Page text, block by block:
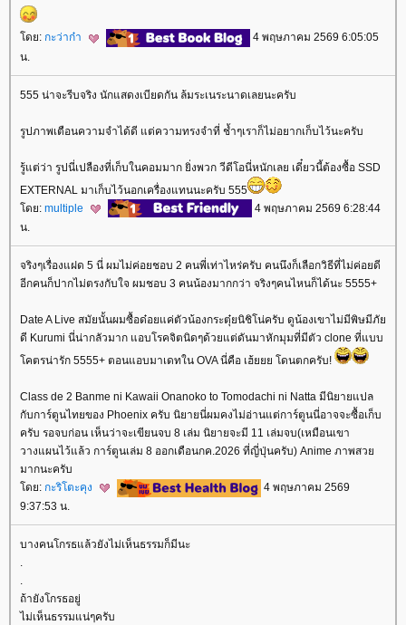
ดย: กะว่าก๋า
4 พฤษภาคม 2569 6:05:05
น.
555 น่าจะรีบจริง นักแสดงเบียดกัน ล้มระเนระนาดเลยนะครับ
รูปภาพเตือนความจำได้ดี แต่ความทรงจำที่ ช้ำๆเราก็ไม่อยากเก็บไว้นะครับ
รู้แต่ว่า รูปนี่เปลืองที่เก็บในคอมมาก ยิ่งพวก วีดีโอนี่หนักเลย เดี๋ยวนี้ต้องซื้อ SSD
EXTERNAL มาเก็บไว้นอกเครื่องแทนนะครับ 555
ดย: multiple
4 พฤษภาคม 2569 6:28:44
น.
จริงๆเรื่องแฝด 5 นี่ ผมไม่ค่อยชอบ 2 คนพี่เท่าไหร่ครับ คนนึงก็เลือกวิธีที่ไม่ค่อยดี
อีกคนก็ปากไม่ตรงกับใจ ผมชอบ 3 คนน้องมากกว่า จริงๆคนไหนก็ได้นะ 5555+
Date A Live สมัยนั้นผมซื้อด๋อยแค่ตัวน้องกระตุ๋ยนิชิโน่ครับ ดูน้องเขาไม่มีพิษมีภั
ดี Kurumi นี่น่ากลัวมาก แอบโรคจิตนิดๆด้วยแต่ดันมาหักมุมที่มีตัว clone ที่แบบ
คตรน่ารัก 5555+ ตอนแอบมาเดทใน OVA นี่คือ เฮ้ยยย โดนตกครับ!
Class de 2 Banme ni Kawaii Onanoko to Tomodachi ni Natta มีนิยายแปล
กับการ์ตูนไทยของ Phoenix ครับ นิยายนี่ผมคงไม่อ่านแต่การ์ตูนนี่อาจจะซื้อเก็บ
ครับ รอจบก่อน เห็นว่าจะเขียนจบ 8 เล่ม นิยายจะมี 11 เล่มจบ(เหมือนเขา
วางแผนไว้แล้ว การ์ตูนเล่ม 8 ออกเดือนกค.2026 ที่ญี่ปุ่นครับ) Anime ภาพสว
มากนะครับ
ดย: กะริโตะคุง
4 พฤษภาคม 2569
9:37:53 น.
บางคนโกรธแล้วยังไม่เห็นธรรมก็มีนะ
.
.
ถ้ายังโกรธอยู่
ไม่เห็นธรรมแน่ๆครับ